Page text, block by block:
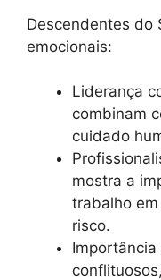
Descendentes do
emocionais:
Liderança
combinam
cuidado
mostra a
trabalho
risco.